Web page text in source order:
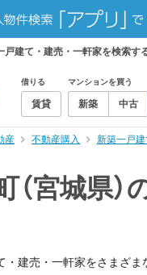
戸建て・建売・一軒家を検索
借りる
賃貸
マンションを買う
新築 中古
産 不動産購入 新築一戸
（宮城県
・建売・一軒家をさまざま